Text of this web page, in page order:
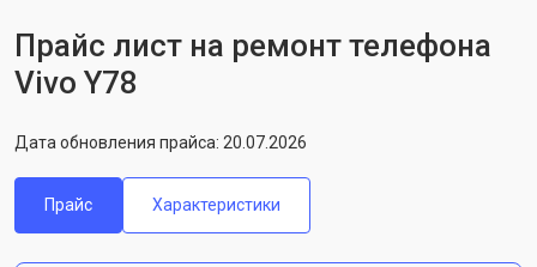
Прайс лист на ремонт телефона
Vivo Y78
Дата обновления прайса: 20.07.2026
Прайс Характеристики